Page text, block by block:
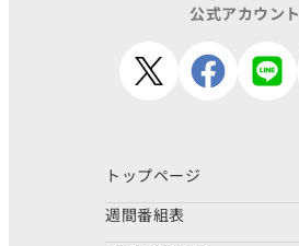
公式アカウント
トップページ
週間番組表